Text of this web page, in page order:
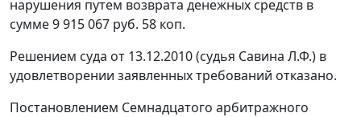
нарушения путем возврата денежных средств в
сумме 9 915 067 руб. 58 коп.
Решением суда от 13.12.2010 (судья Савина Л.Ф.) в
удовлетворении заявленных требований отказано.
Постановлением Семнадцатого арбитражного